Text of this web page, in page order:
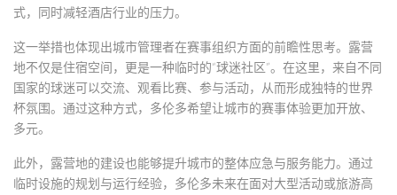
式，同时减轻酒店行业的压力。
这一举措也体现出城市管理者在赛事组织方面的前瞻性思考。露营
地不仅是住宿空间，更是一种临时的“球迷社区”。在这里，来自不同
国家的球迷可以交流、观看比赛、参与活动，从而形成独特的世界
杯氛围。通过这种方式，多伦多希望让城市的赛事体验更加开放、
多元。
此外，露营地的建设也能够提升城市的整体应急与服务能力。通过
临时设施的规划与运行经验，多伦多未来在面对大型活动或旅游高